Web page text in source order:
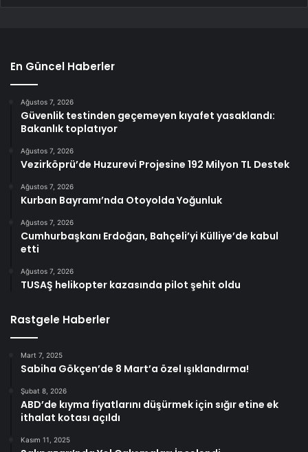
En Güncel Haberler
Ağustos 7, 2026
Güvenlik testinden geçemeyen kıyafet yasaklandı:
Bakanlık toplatıyor
Ağustos 7, 2026
Vezirköprü’de Huzurevi Projesine 192 Milyon TL Destek
Ağustos 7, 2026
Kurban Bayramı’nda Otoyolda Yoğunluk
Ağustos 7, 2026
Cumhurbaşkanı Erdoğan, Bahçeli’yi Külliye’de kabul
etti
Ağustos 7, 2026
TUSAŞ helikopter kazasında pilot şehit oldu
Rastgele Haberler
Mart 7, 2025
Sabiha Gökçen’de 8 Mart’a özel ışıklandırma!
Şubat 8, 2026
ABD’de kıyma fiyatlarını düşürmek için sığır etine ek
ithalat kotası açıldı
Kasım 11, 2025